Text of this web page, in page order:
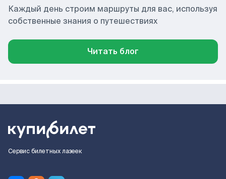
Каждый день строим маршруты для вас, используя
собственные знания о путешествиях
Читать блог
Сервис билетных лазеек